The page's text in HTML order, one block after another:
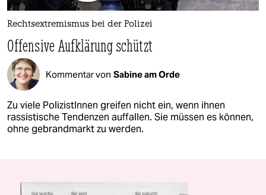
Rechtsextremismus bei der Polizei
Offensive Aufklärung schützt
Kommentar von Sabine am Orde
Zu viele PolizistInnen greifen nicht ein, wenn ihnen
rassistische Tendenzen auffallen. Sie müssen es können,
ohne gebrandmarkt zu werden.